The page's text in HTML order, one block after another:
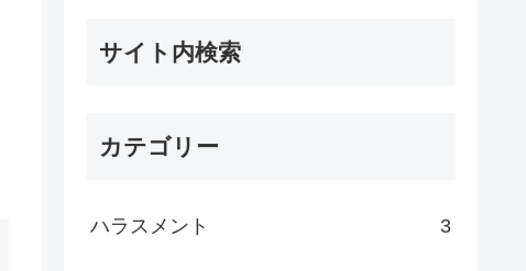
サイト内検索
カテゴリー
ハラスメント 3